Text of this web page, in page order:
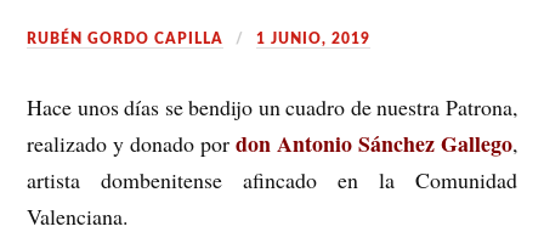
RUBÉN GORDO CAPILLA 1 JUNIO, 2019
Hace unos días se bendijo un cuadro de nuestra Patrona,
realizado y donado por don Antonio Sánchez Gallego,
artista dombenitense afincado en la Comunidad
Valenciana.